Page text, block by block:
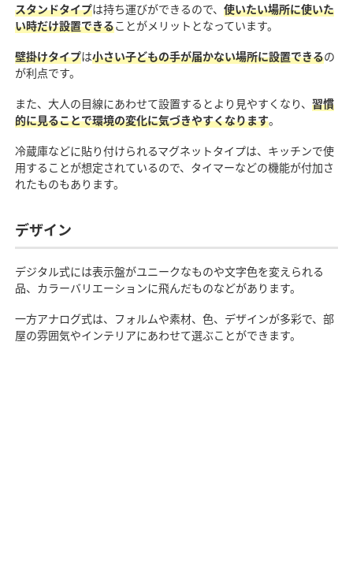
スタンドタイプは持ち運びができるので、 使いたい場所に使いた
い時だけ設置できることがメリットとなっています。
壁掛けタイプは小さい子どもの手が届かない場所に設置できるの
が利点です。
また、大人の目線にあわせて設置するとより見やすくなり、 習慣
的に見ることで環境の変化に気づきやすくなります。
冷蔵庫などに貼り付けられるマグネットタイプは、キッチンで使
用することが想定されているので、タイマーなどの機能が付加さ
れたものもあります。
デザイン
デジタル式には表示盤がユニークなものや文字色を変えられる
品、カラーバリエーションに飛んだものなどがあります。
一方アナログ式は、フォルムや素材、色、デザインが多彩で、部
屋の雰囲気やインテリアにあわせて選ぶことができます。